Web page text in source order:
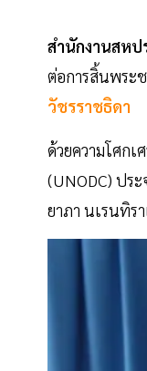
สำนักงานสหป
ต่อการสิ้นพระ
วัชรราชธิดา
ด้วยความโศก
(UNODC) ปร
ยาภา นเรนทิร